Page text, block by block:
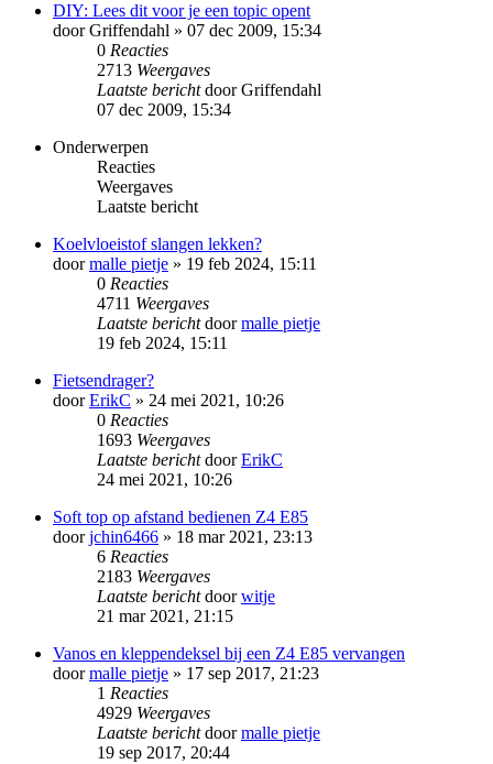
DIY: Lees dit voor je een topic opent
doorGriffendahl » 07 dec 2009, 15:34
0 Reacties
2713 Weergaves
Laatste berichtdoorGriffendahl
07 dec 2009, 15:34
Onderwerpen
Reacties
Weergaves
Laatste bericht
Koelvloeistof slangen lekken?
doormalle pietje » 19 feb 2024, 15:11
0 Reacties
4711 Weergaves
Laatste berichtdoormalle pietje
19 feb 2024, 15:11
Fietsendrager?
doorErikC » 24 mei 2021, 10:26
0 Reacties
1693 Weergaves
Laatste berichtdoorErikC
24 mei 2021, 10:26
Soft top op afstand bedienen Z4 E85
doorjchin6466 » 18 mar 2021, 23:13
6 Reacties
2183 Weergaves
Laatste berichtdoorwitje
21 mar 2021, 21:15
Vanos en kleppendeksel bij een Z4 E85 vervangen
doormalle pietje » 17 sep 2017, 21:23
1 Reacties
4929 Weergaves
Laatste berichtdoormalle pietje
19 sep 2017, 20:44